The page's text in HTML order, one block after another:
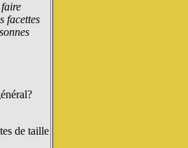
facettes
de taille